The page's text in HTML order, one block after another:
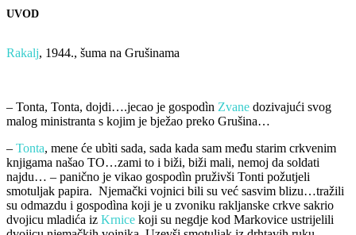
UVOD
Rakalj, 1944., šuma na Grušinama
– Tonta, Tonta, dojdi….jecao je gospodìn Zvane dozivajući svog
malog ministranta s kojim je bježao preko Grušina…
– Tonta, mene će ubìti sada, sada kada sam među starim crkvenim
knjigama našao TO…zami to i biži, biži mali, nemoj da soldati
najdu… – panično je vikao gospodìn pruživši Tonti požutjeli
smotuljak papira. Njemački vojnici bili su već sasvim blizu…tražili
su odmazdu i gospodìna koji je u zvoniku rakljanske crkve sakrio
dvojicu mladića iz Krnice koji su negdje kod Markovice ustrijelili